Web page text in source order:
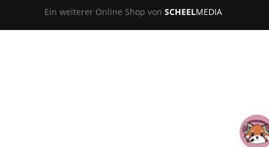
Ein weiterer Online Shop von SCHEELMEDIA